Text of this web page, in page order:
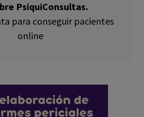
PsiquiConsultas.
para conseguir pacientes
online